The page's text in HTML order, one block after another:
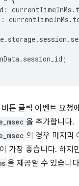
: currentTimeInMs .
: currentTimeInMs .
. storage. session .
. session_id ;
튼 클릭 이벤트 요청에
을 추가합니다.
의 경우 마지막
가장 좋습니다. 하지
을 제공할 수 있습니